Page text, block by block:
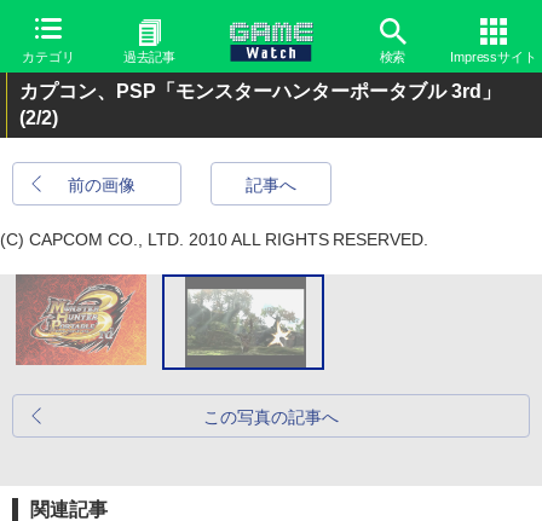
カテゴリ 過去記事 検索 Impressサイト
カプコン、PSP「モンスターハンターポータブル 3rd」
(2/2)
前の画像 記事へ
(C) CAPCOM CO., LTD. 2010 ALL RIGHTS RESERVED.
この写真の記事へ
関連記事